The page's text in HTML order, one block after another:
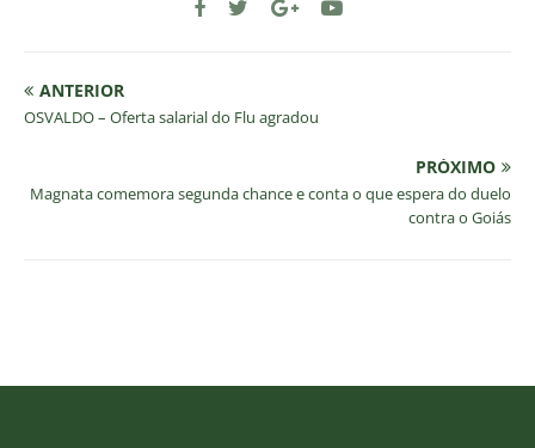
ANTERIOR
OSVALDO – Oferta salarial do Flu agradou
PRÓXIMO
Magnata comemora segunda chance e conta o que espera do duelo
contra o Goiás